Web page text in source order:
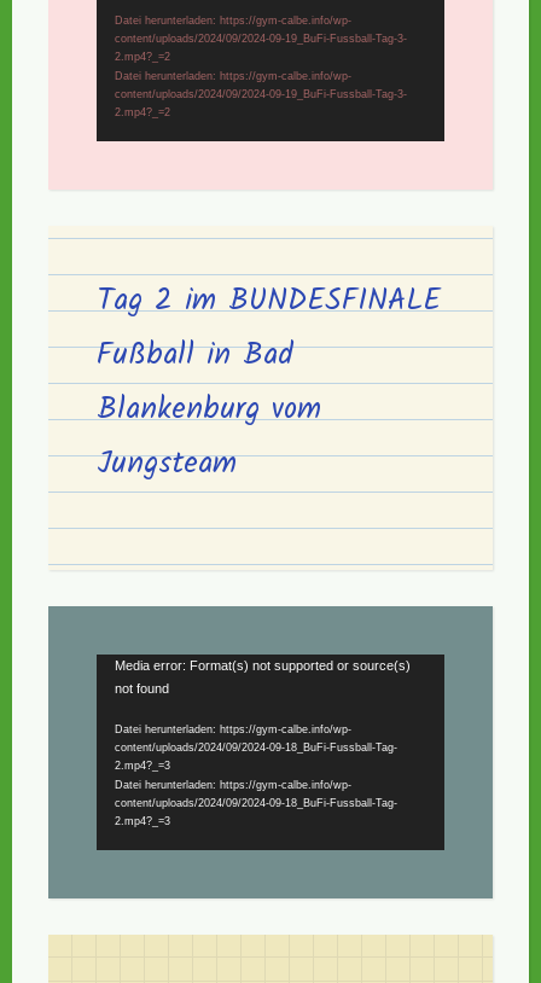
Datei herunterladen: https://gym-calbe.info/wp-
content/uploads/2024/09/2024-09-19_BuFi-Fussball-Tag-3-
2.mp4?_=2
Datei herunterladen: https://gym-calbe.info/wp-
content/uploads/2024/09/2024-09-19_BuFi-Fussball-Tag-3-
2.mp4?_=2
Tag 2 im BUNDESFINALE
Fußball in Bad
Blankenburg vom
Jungsteam
Video-
Player
Media error: Format(s) not supported or source(s)
not found
Datei herunterladen: https://gym-calbe.info/wp-
content/uploads/2024/09/2024-09-18_BuFi-Fussball-Tag-
2.mp4?_=3
Datei herunterladen: https://gym-calbe.info/wp-
content/uploads/2024/09/2024-09-18_BuFi-Fussball-Tag-
2.mp4?_=3